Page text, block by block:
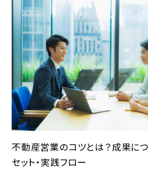
不動産営業のコツとは？成果に
セット・実践フロー